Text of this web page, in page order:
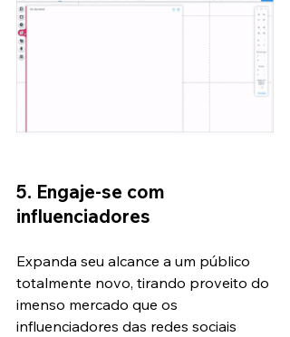
5. Engaje-se com
influenciadores
Expanda seu alcance a um público
totalmente novo, tirando proveito do
imenso mercado que os
influenciadores das redes sociais